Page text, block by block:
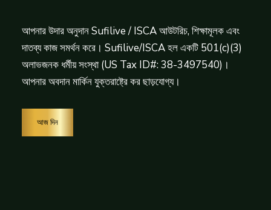
আপনার উদার অনুদান Sufilive / ISCA আউটরিচ, শিক্ষামূলক এবং
দাতব্য কাজ সমর্থন করে। Sufilive/ISCA হল একটি 501(c)(3)
অলাভজনক ধর্মীয় সংস্থা (US Tax ID#: 38-3497540)।
আপনার অবদান মার্কিন যুক্তরাষ্ট্রে কর ছাড়যোগ্য।
আজ দিন